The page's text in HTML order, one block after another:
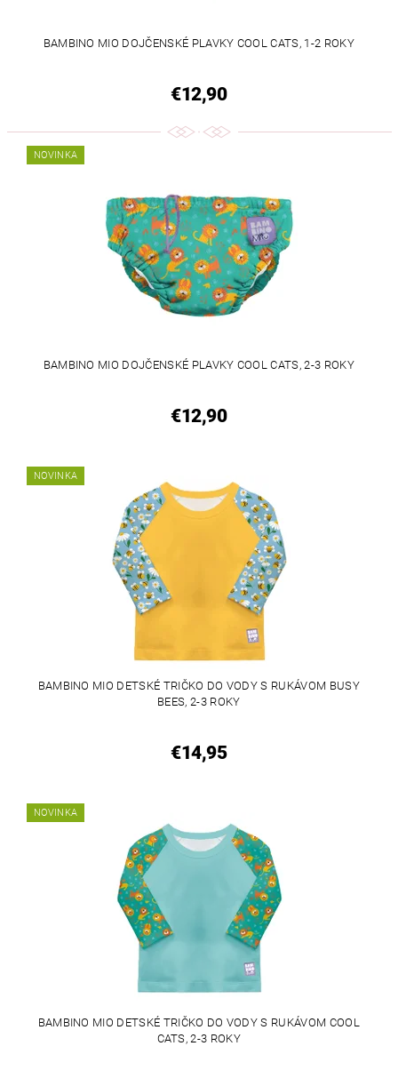
BAMBINO MIO DOJČENSKÉ PLAVKY COOL CATS, 1-2 ROKY
€12,90
NOVINKA
BAMBINO MIO DOJČENSKÉ PLAVKY COOL CATS, 2-3 ROKY
€12,90
NOVINKA
BAMBINO MIO DETSKÉ TRIČKO DO VODY S RUKÁVOM BUSY
BEES, 2-3 ROKY
€14,95
NOVINKA
BAMBINO MIO DETSKÉ TRIČKO DO VODY S RUKÁVOM COOL
CATS, 2-3 ROKY